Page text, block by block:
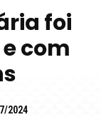
foi
com
2024